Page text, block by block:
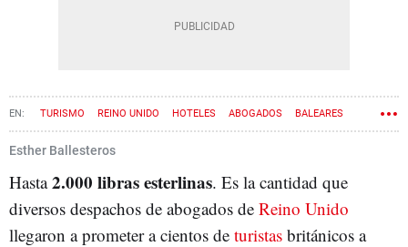
TURISMO REINO UNIDO HOTELES ABOGADOS BALEARES
ESTAFAS INTOXICACIÓN
Esther Ballesteros
Hasta2.000 libras esterlinas. Es la cantidad que
diversos despachos de abogados de Reino Unido
llegaron a prometer a cientos de turistas británicos a